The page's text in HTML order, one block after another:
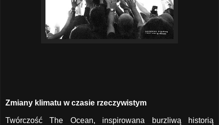
Zmiany klimatu w czasie rzeczywistym
Twórczość The Ocean, inspirowana burzliwą historią